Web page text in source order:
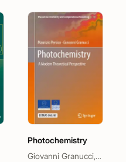
Photochemistry
Giovanni Granucci, Maurizio Persico